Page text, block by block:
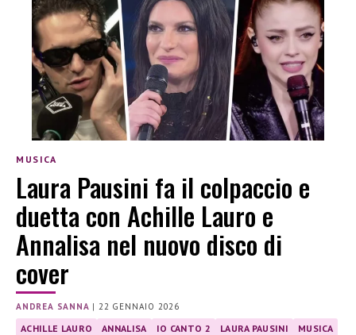
MUSICA
Laura Pausini fa il colpaccio e
duetta con Achille Lauro e
Annalisa nel nuovo disco di
cover
ANDREA SANNA | 22 GENNAIO 2026
ACHILLE LAURO ANNALISA IO CANTO 2 LAURA PAUSINI
MUSICA